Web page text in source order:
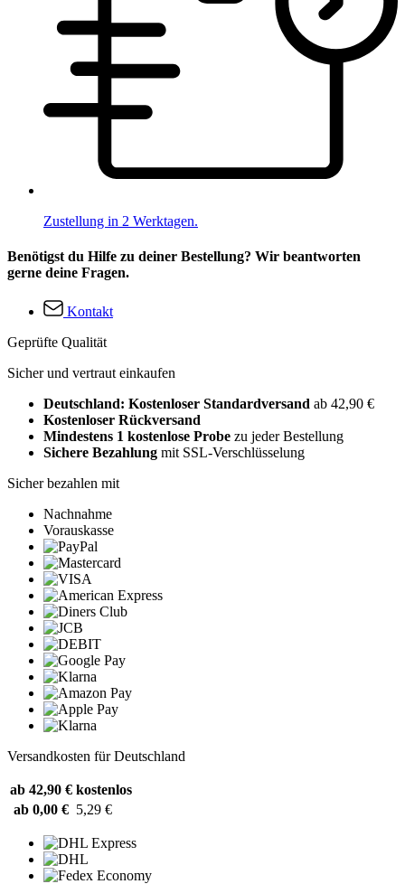
Zustellung in 2 Werktagen.
Benötigst du Hilfe zu deiner Bestellung? Wir beantworten
gerne deine Fragen.
Kontakt
Geprüfte Qualität
Sicher und vertraut einkaufen
Deutschland: Kostenloser Standardversand ab 42,90 €
Kostenloser Rückversand
Mindestens 1 kostenlose Probe zu jeder Bestellung
Sichere Bezahlung mit SSL-Verschlüsselung
Sicher bezahlen mit
Nachnahme
Vorauskasse
Versandkosten für Deutschland
ab 42,90 € kostenlos
ab 0,00 € 5,29 €